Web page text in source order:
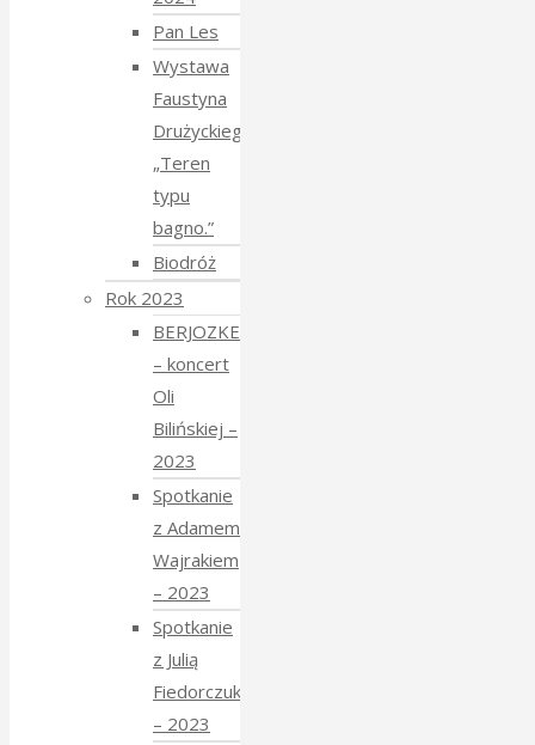
Pan Les
Wystawa
Faustyna
Drużyckiego
„Teren
typu
bagno.”
Biodróż
Rok 2023
BERJOZKELE
– koncert
Oli
Bilińskiej –
2023
Spotkanie
z Adamem
Wajrakiem
– 2023
Spotkanie
z Julią
Fiedorczuk
– 2023